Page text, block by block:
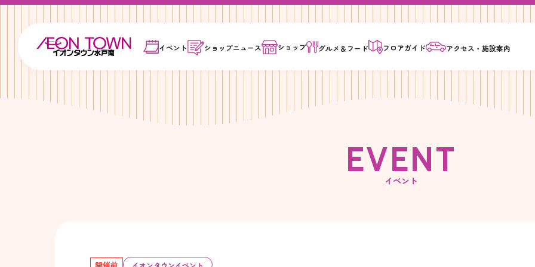
イベント ショップニュース ショップ グルメ＆ フード フロアガイド アクセス・施設案内
EVENT
イベント
開催前 イオンタウンイベント